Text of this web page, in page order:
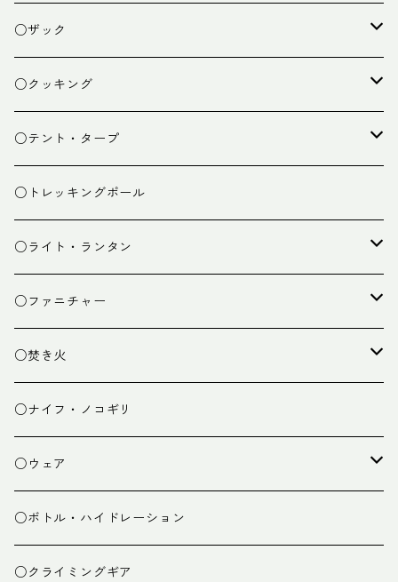
○ザック
ザック
スタッフバッグ
ザック小物
○クッキング
クッカー
バーナー
カトラリー
クッキング小物
○テント・タープ
テント
タープ
ペグ・ハンマー・小物
○トレッキングポール
○ライト・ランタン
ライト
ランタン
○ファニチャー
テーブル
チェア
○焚き火
焚き火台
焚き火小物
○ナイフ・ノコギリ
○ウェア
ミドルレイヤー
ベースレイヤー
○ボトル・ハイドレーション
○クライミングギア